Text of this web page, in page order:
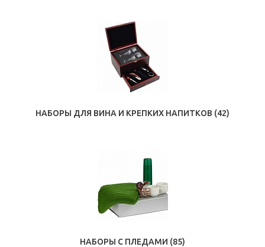
НАБОРЫ ДЛЯ ВИНА И КРЕПКИХ НАПИТКОВ (42)
НАБОРЫ С ПЛЕДАМИ (85)